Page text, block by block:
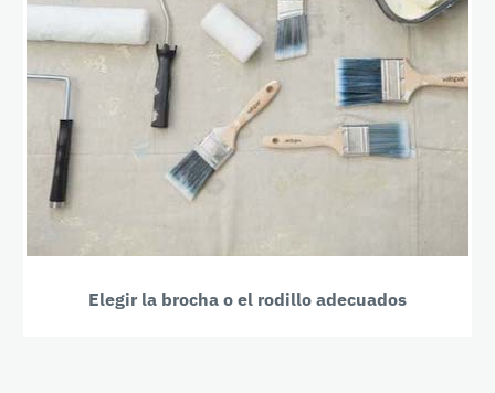
Elegir la brocha o el rodillo adecuados